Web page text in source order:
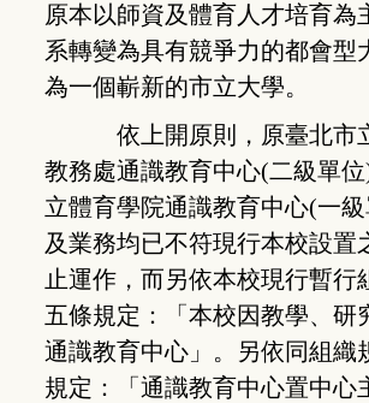
原本以師資及體育人才培育為
系轉變為具有競爭力的都會型
為一個嶄新的市立大學。
依上開原則，原臺北市
教務處通識教育中心(二級單
立體育學院通識教育中心(一
及業務均已不符現行本校設置
止運作，而另依本校現行暫行
五條規定：「本校因教學、研
通識教育中心」。另依同組織
規定：「通識教育中心置中心